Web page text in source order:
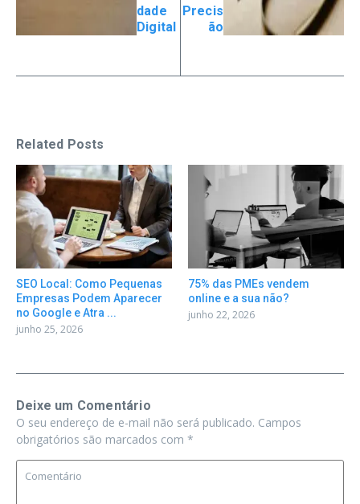
dade
Digital
Precis
ão
Related Posts
SEO Local: Como Pequenas
Empresas Podem Aparecer
no Google e Atra ...
junho 25, 2026
75% das PMEs vendem
online e a sua não?
junho 22, 2026
Deixe um Comentário
O seu endereço de e-mail não será publicado. Campos
obrigatórios são marcados com *